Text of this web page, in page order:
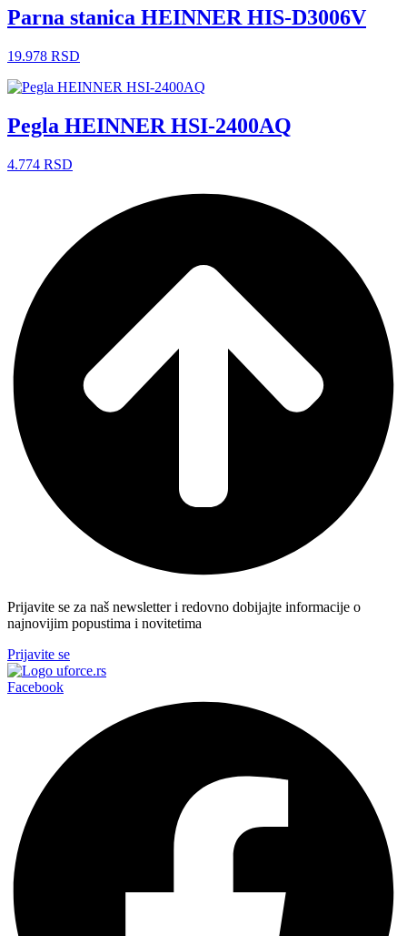
Parna stanica HEINNER HIS-D3006V
19.978 RSD
Pegla HEINNER HSI-2400AQ
4.774 RSD
Prijavite se za naš newsletter i redovno dobijajte informacije o
najnovijim popustima i novitetima
Prijavite se
Facebook